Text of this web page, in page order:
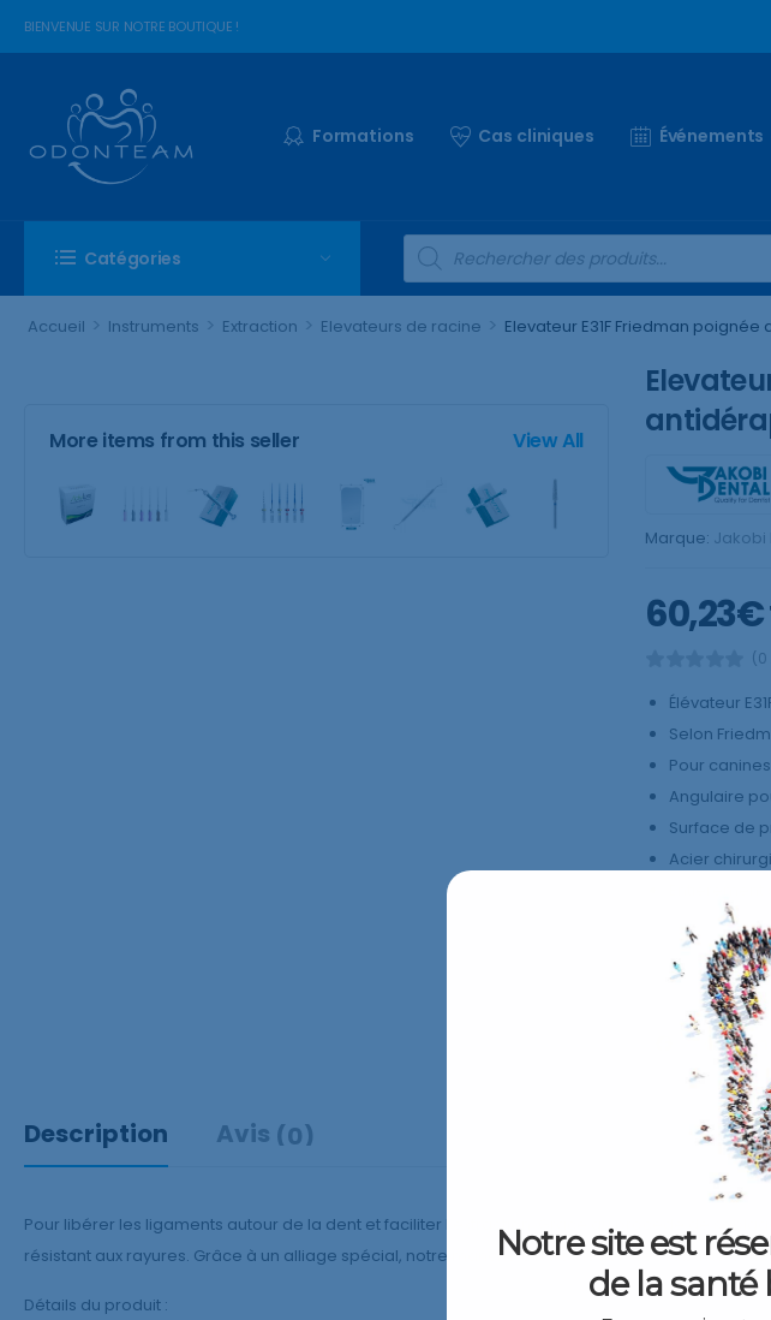
BIENVENUE SUR NOTRE BOUTIQUE !
Formations Cas cliniques Événements
Catégories
Accueil > Instruments > Extraction > Elevateurs de racine > Elevateur E31F Friedman
More items from this seller View All
Marque: Jakobi
60,23€
(0
Élévateur
Selon
Pour
Angulaire
Surface de
Acier
Description Avis (0)
Pour libérer les ligaments autour de la dent et faciliter l’extraction. Grâce au procédé de
résistant aux rayures. Grâce à un alliage spécial, notre manche est très léger, très robuste et
Détails du produit :
Notre site est
de la santé